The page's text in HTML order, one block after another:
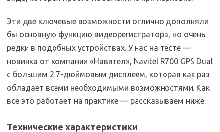
Эти две ключевые возможности отлично дополняли
бы основную функцию видеорегистратора, но очень
редки в подобных устройствах. У нас на тесте —
новинка от компании «Навител», Navitel R700 GPS Dual
с большим 2,7-дюймовым дисплеем, которая как раз
обладает всеми необходимыми возможностями. Как
все это работает на практике — рассказываем ниже.
Технические характеристики